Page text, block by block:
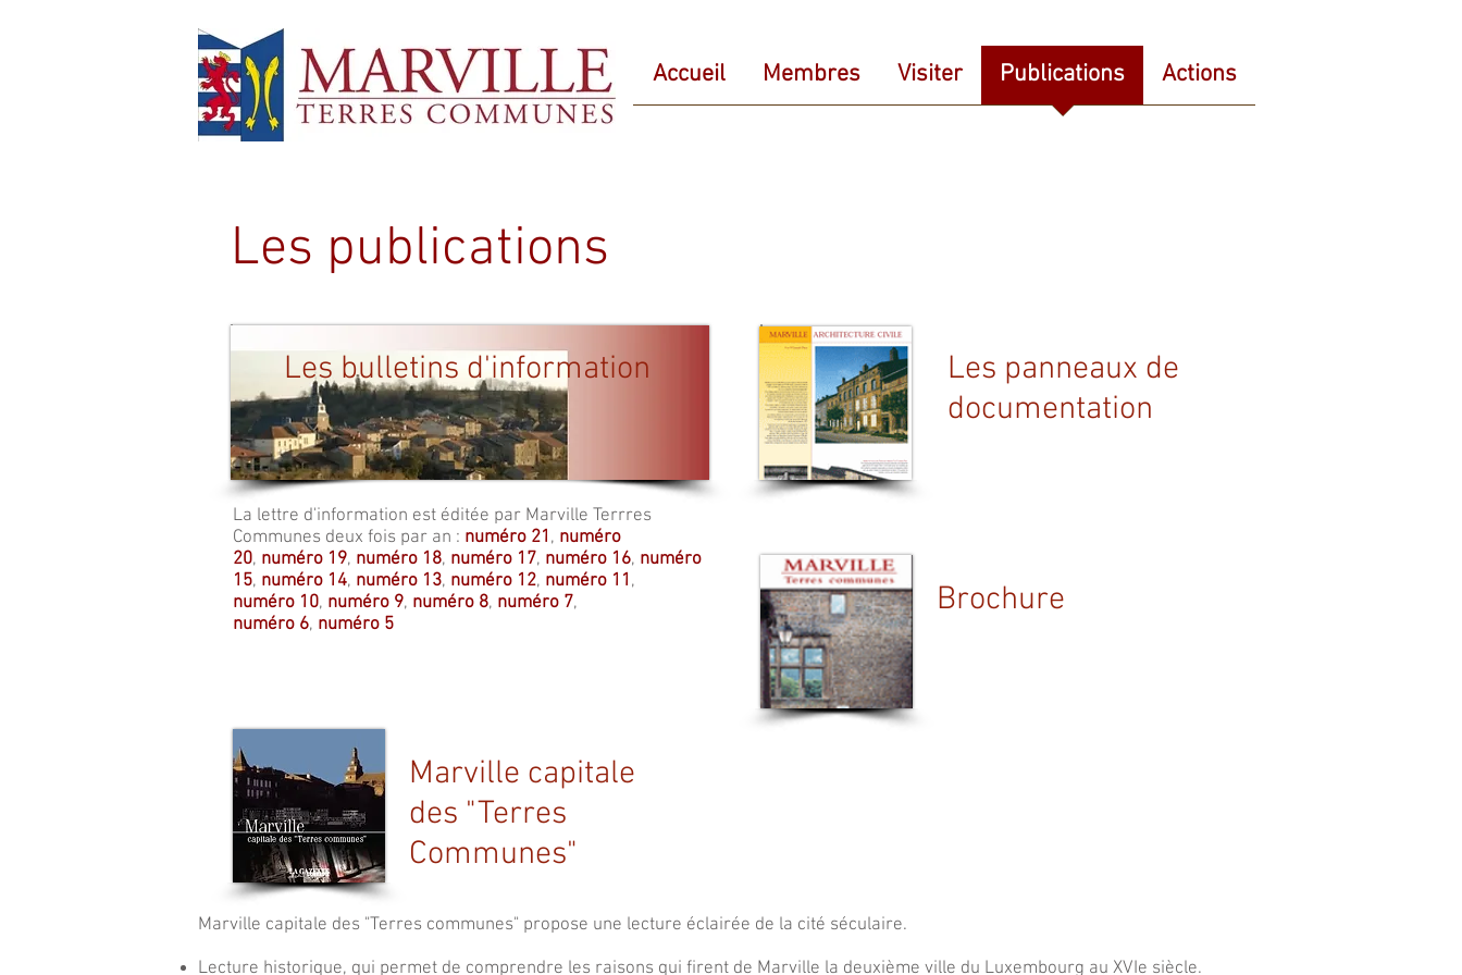
Marville Terres Communes Accueil Membres Visiter Publications Actions
Les publications
Les bulletins d'information
Les panneaux de
documentation
La lettre d'information est éditée par Marville Terrres
Communes deux fois par an : numéro 21 , numéro
20, numéro 19, numéro 18, numéro 17, numéro 16, numéro
15, numéro 14, numéro 13, numéro 12, numéro 11 ,
numéro 10, numéro 9, numéro 8, numéro 7,
numéro 6, numéro 5
Brochure
Marville capitale
des "Terres
Communes"
Marville capitale des "Terres communes" propose une lecture éclairée de la cité séculaire.
Lecture historique, qui permet de comprendre les raisons qui firent de Marville la deuxième ville du Luxembourg au XVIe siècle.